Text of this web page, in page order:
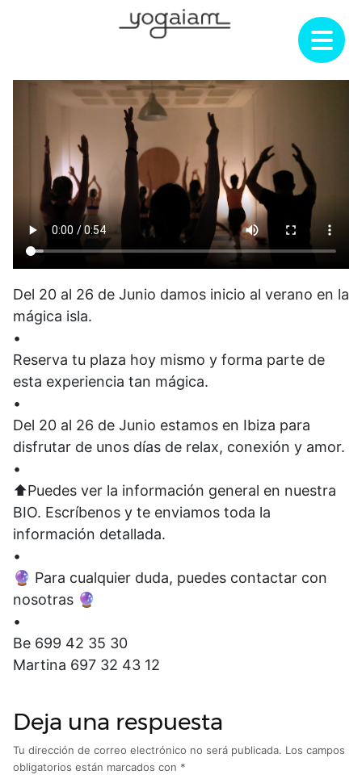
Del 20 al 26 de Junio damos inicio al verano en la
mágica isla.
•
Reserva tu plaza hoy mismo y forma parte de
esta experiencia tan mágica.
•
Del 20 al 26 de Junio estamos en Ibiza para
disfrutar de unos días de relax, conexión y amor.
•
⬆️Puedes ver la información general en nuestra
BIO. Escríbenos y te enviamos toda la
información detallada.
•
🔮 Para cualquier duda, puedes contactar con
nosotras 🔮
•
Be 699 42 35 30
Martina 697 32 43 12
Deja una respuesta
Tu dirección de correo electrónico no será publicada. Los campos
obligatorios están marcados con *